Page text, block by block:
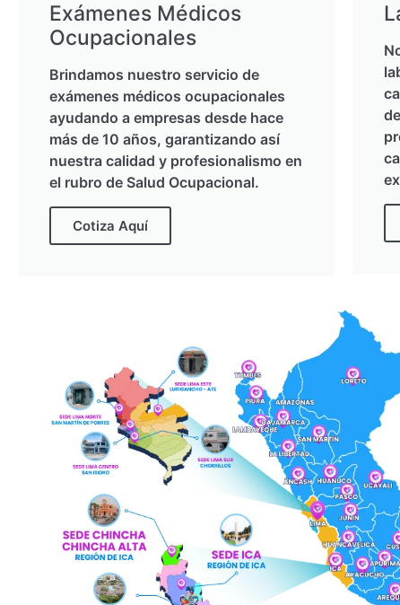
Exámenes Médicos
Ocupacionales
Brindamos nuestro servicio de
exámenes médicos ocupacionales
ayudando a empresas desde hace
más de 10 años, garantizando así
nuestra calidad y profesionalismo en
el rubro de Salud Ocupacional.
Cotiza Aquí